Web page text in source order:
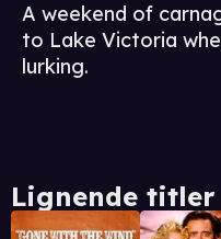
A weekend of
to Lake Victoria
lurking.
Lignende titler